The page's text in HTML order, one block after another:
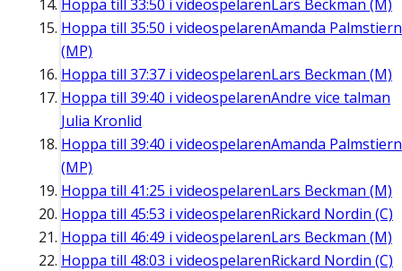
Hoppa till 33:50 i videospelarenLars Beckman (M)
Hoppa till 35:50 i videospelarenAmanda
(MP)
Hoppa till 37:37 i videospelarenLars Beckman (M)
Hoppa till 39:40 i videospelarenAndre vice talman
Julia Kronlid
Hoppa till 39:40 i videospelarenAmanda
(MP)
Hoppa till 41:25 i videospelarenLars Beckman (M)
Hoppa till 45:53 i videospelarenRickard Nordin (C)
Hoppa till 46:49 i videospelarenLars Beckman (M)
Hoppa till 48:03 i videospelarenRickard Nordin (C)